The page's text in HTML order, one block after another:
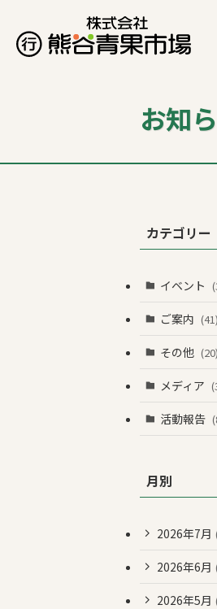
お知
カテゴリー
イベント
ご案内 (41)
その他 (20)
メディア
活動報告
月別
2026年7月
2026年6月
2026年5月